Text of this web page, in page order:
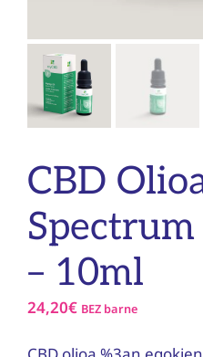
CBD
– 10ml
24,20€ BEZ barne